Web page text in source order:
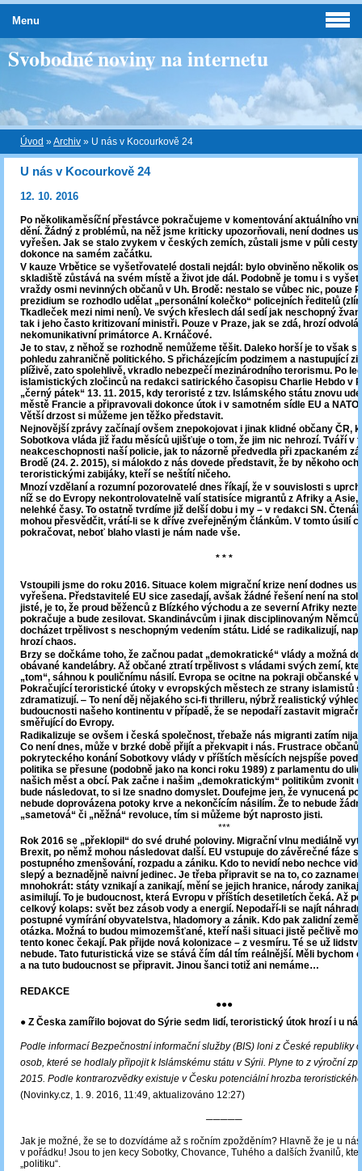
Svobodné noviny na internetu
Úvod »Archiv » U nás v Kocourkově 24
U nás v Kocourkově 24
12. 10. 2016
Po několikaměsíční přestávce pokračujeme v komentování aktuálního
dění. Žádný z problémů, na něž jsme kriticky upozorňovali, není dodnes
vyřešen. Jak se stalo zvykem v českých zemích, zůstali jsme v půli cesty
dokonce na samém začátku.
V kauze Vrbětice se vyšetřovatelé dostali nejdál: bylo obviněno několik
skladiště zůstává na svém místě a život jde dál. Podobně je tomu i s
vraždy osmi nevinných občanů v Uh. Brodě: nestalo se vůbec nic, pouze
prezidium se rozhodlo udělat „personální kolečko“ policejních ředitelů
Tkadleček mezi nimi není). Ve svých křeslech dál sedí jak neschopný
tak i jeho často kritizovaní ministři. Pouze v Praze, jak se zdá, hrozí
nekomunikativní primátorce A. Krnáčové.
Je to stav, z něhož se rozhodně nemůžeme těšit. Daleko horší je to však s
pohledu zahraničně politického. S přicházejícím podzimem a nastupující
plíživě, zato spolehlivě, vkradlo nebezpečí mezinárodního terorismu. Po
islamistických zločinců na redakci satirického časopisu Charlie Hebdo v
„černý pátek“ 13. 11. 2015, kdy teroristé z tzv. Islámského státu znovu
městě Francie a připravovali dokonce útok i v samotném sídle EU a NATO
Větší drzost si můžeme jen těžko představit.
Nejnovější zprávy začínají ovšem znepokojovat i jinak klidné občany ČR,
Sobotkova vláda již řadu měsíců ujišťuje o tom, že jim nic nehrozí. Tváří v
neakceschopnosti naší policie, jak to názorně předvedla při zpackaném
Brodě (24. 2. 2015), si málokdo z nás dovede představit, že by někoho
teroristickými zabijáky, kteří se neštítí ničeho.
Mnozí vzdělaní a rozumní pozorovatelé dnes říkají, že v souvislosti s
níž se do Evropy nekontrolovatelně valí statisíce migrantů z Afriky a Asie,
nelehké časy. To ostatně tvrdíme již delší dobu i my – v redakci SN.
mohou přesvědčit, vrátí-li se k dříve zveřejněným článkům. V tomto úsilí
pokračovat, neboť blaho vlasti je nám nade vše.
* * *
Vstoupili jsme do roku 2016. Situace kolem migrační krize není dodnes
vyřešena. Představitelé EU sice zasedají, avšak žádné řešení není na
jisté, je to, že proud běženců z Blízkého východu a ze severní Afriky
pokračuje a bude zesilovat. Skandinávcům i jinak disciplinovaným
docházet trpělivost s neschopným vedením státu. Lidé se radikalizují,
hrozí chaos.
Brzy se dočkáme toho, že začnou padat „demokratické“ vlády a možná
obávané kandelábry. Až občané ztratí trpělivost s vládami svých zemí,
„tom“, sáhnou k pouličnímu násilí. Evropa se ocitne na pokraji občanské
Pokračující teroristické útoky v evropských městech ze strany islamistů
zdramatizují. ‒ To není děj nějakého sci-fi thrilleru, nýbrž realistický výhled
budoucnosti našeho kontinentu v případě, že se nepodaří zastavit
směřující do Evropy.
Radikalizuje se ovšem i česká společnost, třebaže nás migranti zatím
Co není dnes, může v brzké době přijít a překvapit i nás. Frustrace občanů
pokryteckého konání Sobotkovy vlády v příštích měsících nejspíše
politika se přesune (podobně jako na konci roku 1989) z parlamentu do
našich měst a obcí. Pak začne i našim „demokratickým“ politikům zvonit
bude následovat, to si lze snadno domyslet. Doufejme jen, že vynucená
nebude doprovázena potoky krve a nekončícím násilím. Že to nebude
„sametová“ či „něžná“ revoluce, tím si můžeme být naprosto jisti.
***
Rok 2016 se „překlopil“ do své druhé poloviny. Migrační vlnu mediálně
Brexit, po němž mohou následovat další. EU vstupuje do závěrečné fáze
postupného zmenšování, rozpadu a zániku. Kdo to nevidí nebo nechce
slepý a beznadějně naivní jedinec. Je třeba připravit se na to, co
mnohokrát: státy vznikají a zanikají, mění se jejich hranice, národy
asimilují. To je budoucnost, která Evropu v příštích desetiletích čeká. Až
celkový kolaps: svět bez zásob vody a energií. Nepodaří-li se najít
postupné vymírání obyvatelstva, hladomory a zánik. Kdo pak zalidní
otázka. Možná to budou mimozemšťané, kteří naši situaci jistě pečlivě
tento konec čekají. Pak přijde nová kolonizace – z vesmíru. Té se už
nebude. Tato futuristická vize se stává čím dál tím reálnější. Měli bychom
a na tuto budoucnost se připravit. Jinou šanci totiž ani nemáme…
REDAKCE
●●●
● Z Česka zamířilo bojovat do Sýrie sedm lidí, teroristický útok hrozí i u
Podle informací Bezpečnostní informační služby (BIS) loni z České republiky
osob, které se hodlaly připojit k Islámskému státu v Sýrii. Plyne to z výroční
2015. Podle kontrarozvědky existuje v Česku potenciální hrozba
(Novinky.cz, 1. 9. 2016, 11:49, aktualizováno 12:27)
─────
Jak je možné, že se to dozvídáme až s ročním zpožděním? Hlavně že je u
v pořádku! Jsou to jen kecy Sobotky, Chovance, Tuhého a dalších žvanilů,
„politiku“.
Menu